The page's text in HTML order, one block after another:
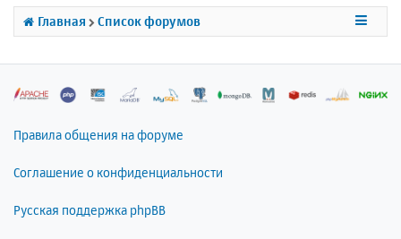
Главная Список форумов
Правила общения на форуме
Соглашение о конфиденциальности
Русская поддержка phpBB